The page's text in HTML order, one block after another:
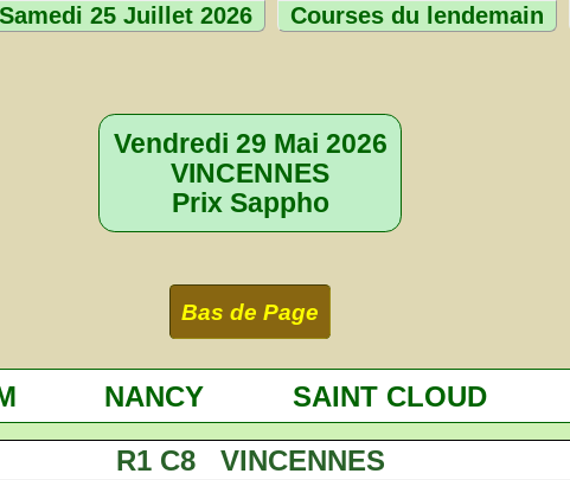
25 Juillet 2026 Courses du lendemain
Vendredi 29 Mai 2026
VINCENNES
Prix Sappho
Bas de Page
NANCY SAINT CLOUD
R1 C8 VINCENNES